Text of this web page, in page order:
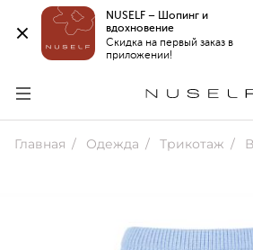
NUSELF – Шопинг и
вдохновение
Скидка на первый заказ в
приложении!
Главная Одежда Трикотаж